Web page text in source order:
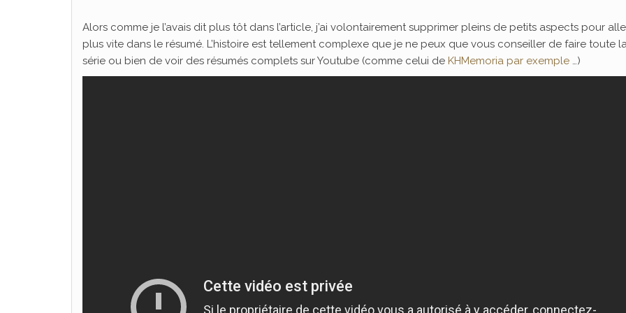
Alors comme je l’avais dit plus tôt dans l’article, j’ai volontairement supprimer pleins de petits aspects pour
plus vite dans le résumé. L’histoire est tellement complexe que je ne peux que vous conseiller de faire toute
série ou bien de voir des résumés complets sur Youtube (comme celui de KHMemoria par exemple …)